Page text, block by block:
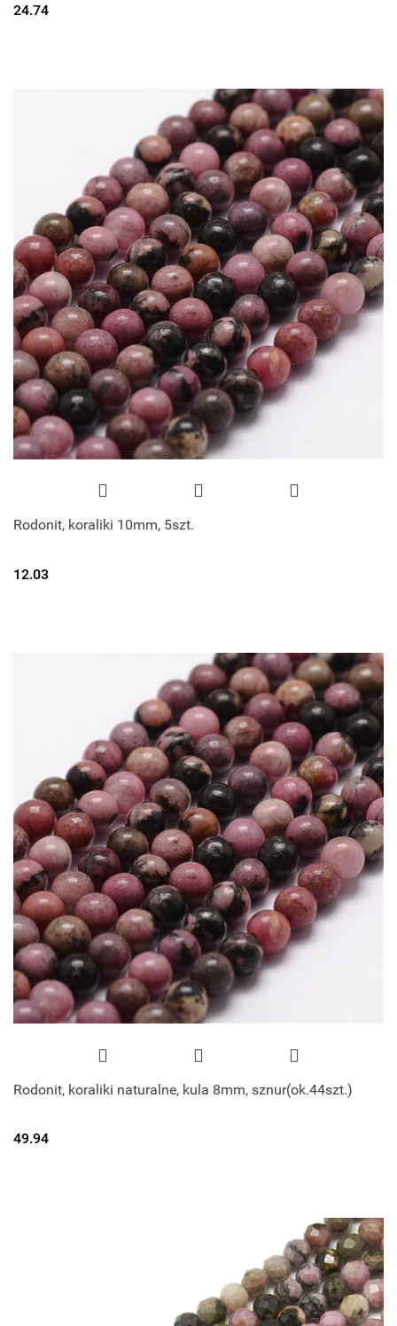
24.74
Rodonit, koraliki 10mm, 5szt.
12.03
Rodonit, koraliki naturalne, kula 8mm, sznur(ok.44szt.)
49.94